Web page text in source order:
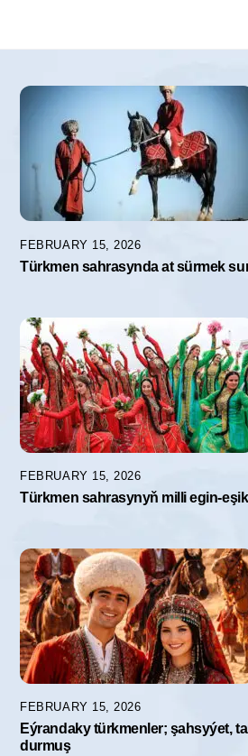
FEBRUARY 15, 2026
Türkmen sahrasynda at sürmek
FEBRUARY 15, 2026
Türkmen sahrasynyň milli egin-
FEBRUARY 15, 2026
Eýrandaky türkmenler; şahsyýet,
durmuş